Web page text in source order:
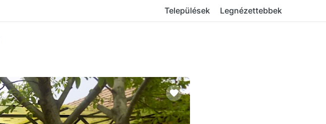
Települések Legnézettebbek